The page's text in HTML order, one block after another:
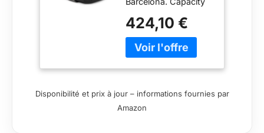
helmets With an AISI
304 industrial grade
stainless steel
retractable carrying
handle
424,10 €
Disponibilité et prix à jour – informations fournies par
Amazon